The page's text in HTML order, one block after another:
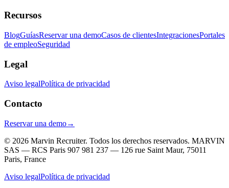
Recursos
BlogGuíasReservar una demoCasos de clientesIntegracionesPortales
de empleoSeguridad
Legal
Aviso legalPolítica de privacidad
Contacto
Reservar una demo→
© 2026 Marvin Recruiter. Todos los derechos reservados. MARVIN
SAS — RCS Paris 907 981 237 — 126 rue Saint Maur, 75011
Paris, France
Aviso legalPolítica de privacidad